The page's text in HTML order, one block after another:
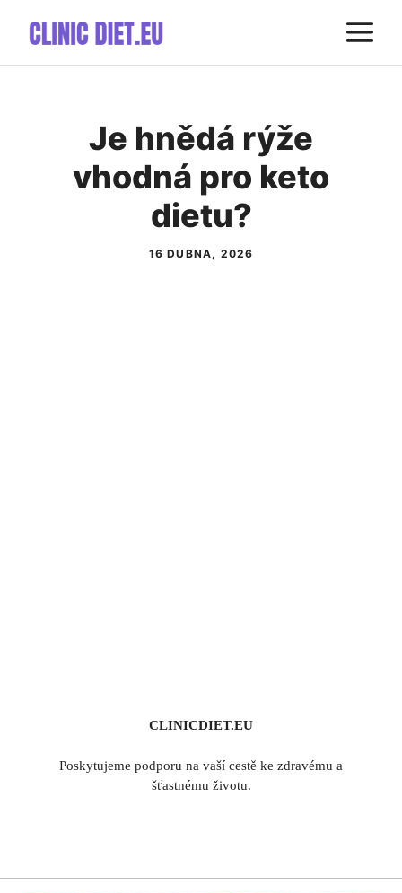
obsah
Je hnědá rýže
vhodná pro keto
dietu?
16 DUBNA, 2026
CLINICDIET.EU
Poskytujeme podporu na vaší cestě ke zdravému a
šťastnému životu.